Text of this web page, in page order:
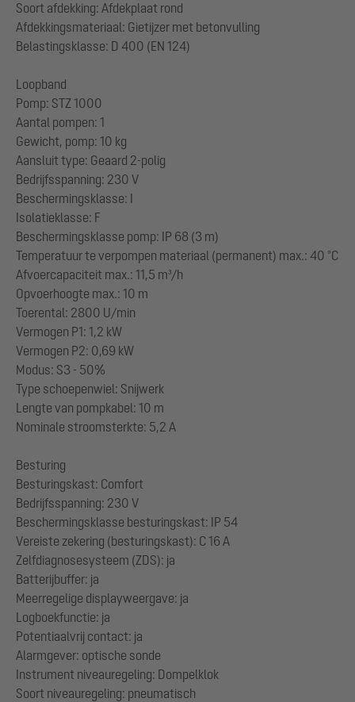
Soort afdekking: Afdekplaat rond
Afdekkingsmateriaal: Gietijzer met betonvulling
Belastingsklasse: D 400 (EN 124)
Loopband
Pomp: STZ 1000
Aantal pompen: 1
Gewicht, pomp: 10 kg
Aansluit type: Geaard 2-polig
Bedrijfsspanning: 230 V
Beschermingsklasse: I
Isolatieklasse: F
Beschermingsklasse pomp: IP 68 (3 m)
Temperatuur te verpompen materiaal (permanent) max.: 40 °C
Afvoercapaciteit max.: 11,5 m³/h
Opvoerhoogte max.: 10 m
Toerental: 2800 U/min
Vermogen P1: 1,2 kW
Vermogen P2: 0,69 kW
Modus: S3 - 50%
Type schoepenwiel: Snijwerk
Lengte van pompkabel: 10 m
Nominale stroomsterkte: 5,2 A
Besturing
Besturingskast: Comfort
Bedrijfsspanning: 230 V
Beschermingsklasse besturingskast: IP 54
Vereiste zekering (besturingskast): C 16 A
Zelfdiagnosesysteem (ZDS): ja
Batterijbuffer: ja
Meerregelige displayweergave: ja
Logboekfunctie: ja
Potentiaalvrij contact: ja
Alarmgever: optische sonde
Instrument niveauregeling: Dompelklok
Soort niveauregeling: pneumatisch